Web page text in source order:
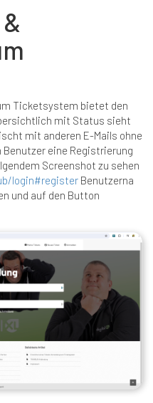
Ticketsystem bietet den
mit Status sieht
mit anderen E-Mails ohne
eine Registrierung
Screenshot zu sehen
login#register Benutzerna
und auf den Button